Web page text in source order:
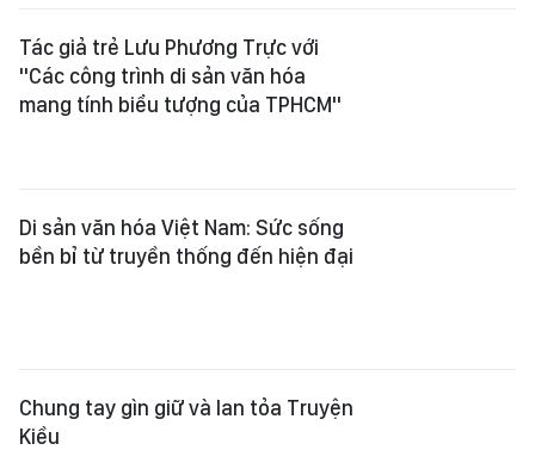
Tác giả trẻ Lưu Phương Trực với
"Các công trình di sản văn hóa
mang tính biểu tượng của TPHCM"
Di sản văn hóa Việt Nam: Sức sống
bền bỉ từ truyền thống đến hiện đại
Chung tay gìn giữ và lan tỏa Truyện
Kiều